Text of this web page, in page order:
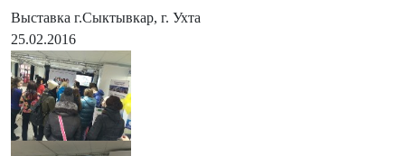
Выставка г.Сыктывкар, г. Ухта
25.02.2016